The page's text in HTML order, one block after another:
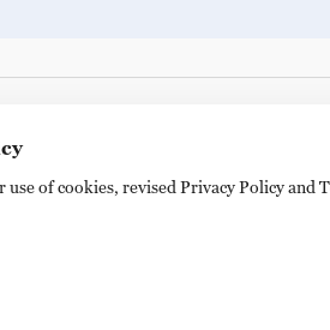
16A Shijingshan Road, Beijing,
of cookies, revised Privacy Policy and